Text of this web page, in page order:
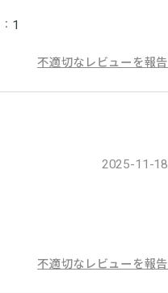
1
不適切なレビューを報告
2025-11-18
不適切なレビューを報告